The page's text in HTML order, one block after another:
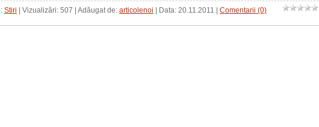
Stiri | Vizualizări: 507 | Adăugat de: articolenoi | Data: 20.11.2011 Comentarii (0)